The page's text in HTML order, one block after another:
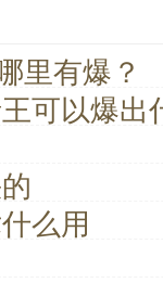
里有爆？
可以爆出
么用